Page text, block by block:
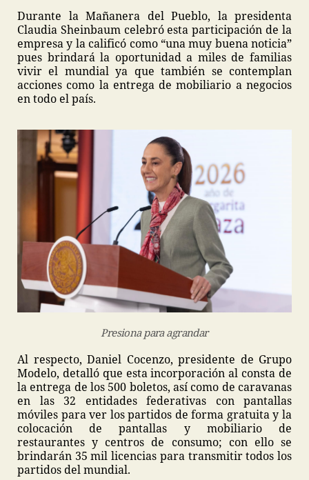
Durante la Mañanera del Pueblo, la presidenta
Claudia Sheinbaum celebró esta participación de la
empresa y la calificó como “una muy buena noticia”
pues brindará la oportunidad a miles de familias
vivir el mundial ya que también se contemplan
acciones como la entrega de mobiliario a negocios
en todo el país.
Presiona para agrandar
Al respecto, Daniel Cocenzo, presidente de Grupo
Modelo, detalló que esta incorporación al consta de
la entrega de los 500 boletos, así como de caravanas
en las 32 entidades federativas con pantallas
móviles para ver los partidos de forma gratuita y la
colocación de pantallas y mobiliario de
restaurantes y centros de consumo; con ello se
brindarán 35 mil licencias para transmitir todos los
partidos del mundial.